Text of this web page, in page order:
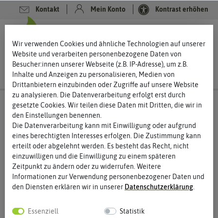
Kontakt Mein Konto Kontrast erhöhen
-80%
Wir verwenden Cookies und ähnliche Technologien auf unserer
Website und verarbeiten personenbezogene Daten von
Besucher:innen unserer Webseite (z.B. IP-Adresse), um z.B.
Inhalte und Anzeigen zu personalisieren, Medien von
Drittanbietern einzubinden oder Zugriffe auf unsere Website
zu analysieren. Die Datenverarbeitung erfolgt erst durch
gesetzte Cookies. Wir teilen diese Daten mit Dritten, die wir in
den Einstellungen benennen.
Die Datenverarbeitung kann mit Einwilligung oder aufgrund
eines berechtigten Interesses erfolgen. Die Zustimmung kann
erteilt oder abgelehnt werden. Es besteht das Recht, nicht
einzuwilligen und die Einwilligung zu einem späteren
Zeitpunkt zu ändern oder zu widerrufen. Weitere
Informationen zur Verwendung personenbezogener Daten und
den Diensten erklären wir in unserer Daten­schutz­erklärung
Essenziell Statistik